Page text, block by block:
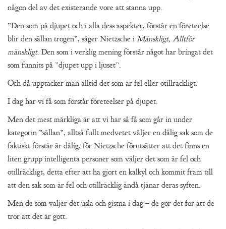
någon del av det existerande vore att stanna upp.
”Den som på djupet och i alla dess aspekter, förstår en företeelse
blir den sällan trogen”, säger Nietzsche i Mänskligt, Alltför
mänskligt. Den som i verklig mening förstår något har bringat det
som funnits på ”djupet upp i ljuset”.
Och då upptäcker man alltid det som är fel eller otillräckligt.
I dag har vi få som förstår företeelser på djupet.
Men det mest märkliga är att vi har så få som går in under
kategorin ”sällan”, alltså fullt medvetet väljer en dålig sak som de
faktiskt förstår är dålig; för Nietzsche förutsätter att det finns en
liten grupp intelligenta personer som väljer det som är fel och
otillräckligt, detta efter att ha gjort en kalkyl och kommit fram till
att den sak som är fel och otillräcklig ändå tjänar deras syften.
Men de som väljer det usla och gistna i dag – de gör det för att de
tror att det är gott.